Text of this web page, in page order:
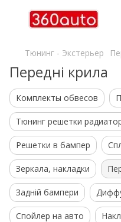
Тюнинг - Экстерьер
Передні крила
Комплекты обвесов
Тюнинг решетки
Решетки в бампер
Зеркала, накладки
Задній бампери
Спойлер на авто